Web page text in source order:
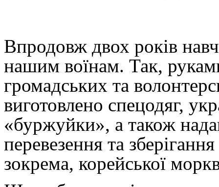
Впродовж двох років
нашим воїнам. Так,
громадських та
виготовлено спецодяг,
«буржуйки», а також
перевезення та
зокрема, корейської